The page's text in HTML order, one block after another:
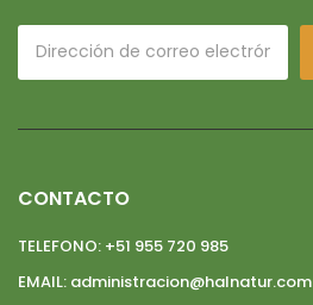
CONTACTO
TELEFONO: +51 955 720 985
EMAIL: administracion@halnatur.com